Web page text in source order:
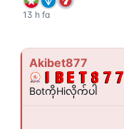
13 h fa
Akibet877
BotကိုHiလိုက်ပါ